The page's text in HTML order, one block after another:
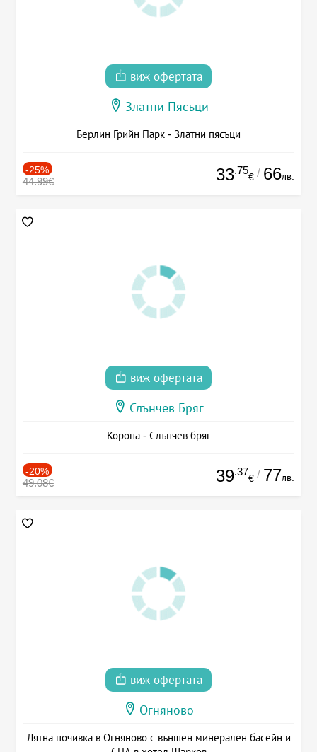
виж офертата
Златни Пясъци
Берлин Грийн Парк - Златни пясъци
-25%
44.99€ 33.75
€ / 66лв.
виж офертата
Слънчев Бряг
Корона - Слънчев бряг
-20%
49.08€ 39.37
€ / 77лв.
виж офертата
Огняново
Лятна почивка в Огняново с външен минерален басейн и